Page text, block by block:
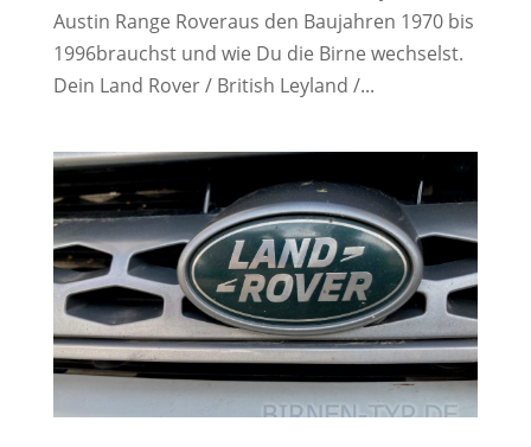
Austin Range Roveraus den Baujahren 1970 bis
1996brauchst und wie Du die Birne wechselst.
Dein Land Rover / British Leyland /...